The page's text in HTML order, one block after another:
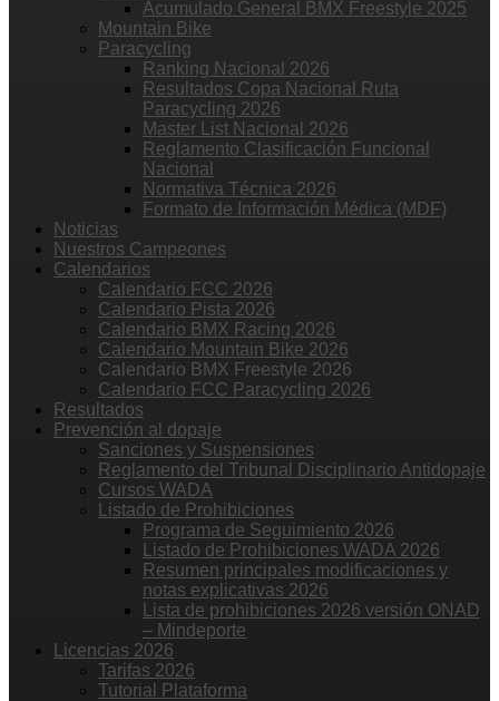
Acumulado General BMX Freestyle 2025
Mountain Bike
Paracycling
Ranking Nacional 2026
Resultados Copa Nacional Ruta
Paracycling 2026
Master List Nacional 2026
Reglamento Clasificación Funcional
Nacional
Normativa Técnica 2026
Formato de Información Médica (MDF)
Noticias
Nuestros Campeones
Calendarios
Calendario FCC 2026
Calendario Pista 2026
Calendario BMX Racing 2026
Calendario Mountain Bike 2026
Calendario BMX Freestyle 2026
Calendario FCC Paracycling 2026
Resultados
Prevención al dopaje
Sanciones y Suspensiones
Reglamento del Tribunal Disciplinario Antidopaje
Cursos WADA
Listado de Prohibiciones
Programa de Seguimiento 2026
Listado de Prohibiciones WADA 2026
Resumen principales modificaciones y
notas explicativas 2026
Lista de prohibiciones 2026 versión ONAD
– Mindeporte
Licencias 2026
Tarifas 2026
Tutorial Plataforma